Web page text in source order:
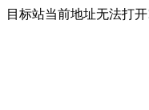
目标站当前地址无法打